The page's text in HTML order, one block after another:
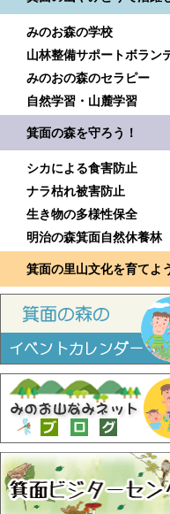
みのお森の学校
山林整備サポートボラン
みのおの森のセラピー
自然学習・山麓学習
箕面の森を守ろう！
シカによる食害防止
ナラ枯れ被害防止
生き物の多様性保全
明治の森箕面自然休養林
箕面の里山文化を育てよ